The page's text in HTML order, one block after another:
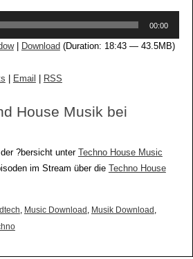
00:00
| Download (Duration: 18:43 — 43.5MB)
Email RSS
House Musik bei
?bersicht unter
Techno House Music
im Stream über die
Techno House
, Music Download , Musik Download ,